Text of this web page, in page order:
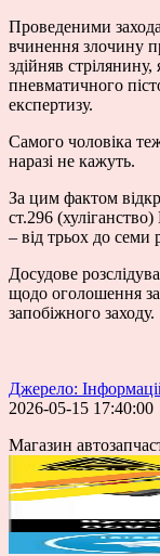
Проведеними
вчинення злочину
здійняв
пневматичного
експертизу.
Самого чоловіка
наразі не кажуть.
За цим фактом
ст.296
– від трьох до семи
Досудове
щодо оголошення
запобіжного заходу.
Джерело:
2026-05-15 17:40:00
Магазин